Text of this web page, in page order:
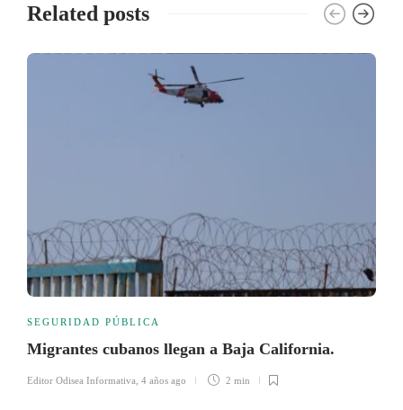
Related posts
SEGURIDAD PÚBLICA
Migrantes cubanos llegan a Baja California.
Editor Odisea Informativa 4 años ago 2 min